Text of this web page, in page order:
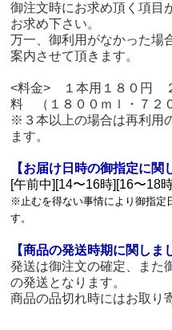
御注文時にお求め頂く項目
お求め下さい。
万一、御利用がなかった場
案内させて頂きます。
<料金> １本用１８０円
料 （１８００ｍｌ・７２
※３本以上の場合は再利用
ます。
【お届け日時の御指定に関
[午前中][14〜16時][16〜18
※止むを得ない事情により御指定
す。
【商品の発送時期に関しま
発送は御注文の確定、また
の発送となります。
商品の品切れ時にはお取り